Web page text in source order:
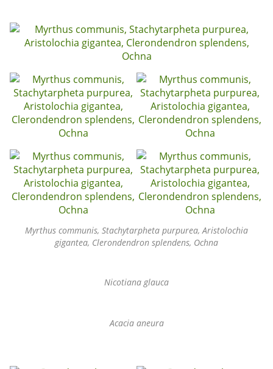
Myrthus communis, Stachytarpheta purpurea, Aristolochia
gigantea, Clerondendron splendens, Ochna
Nicotiana glauca
Acacia aneura